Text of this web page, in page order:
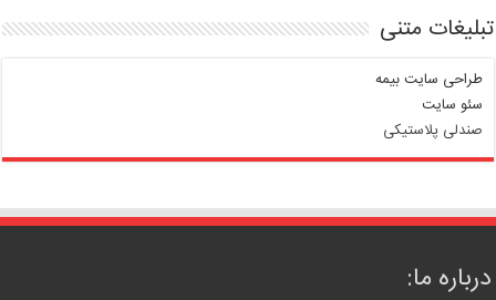
تبلیغات متنی
طراحی سایت بیمه
سئو سایت
صندلی پلاستیکی
درباره ما: